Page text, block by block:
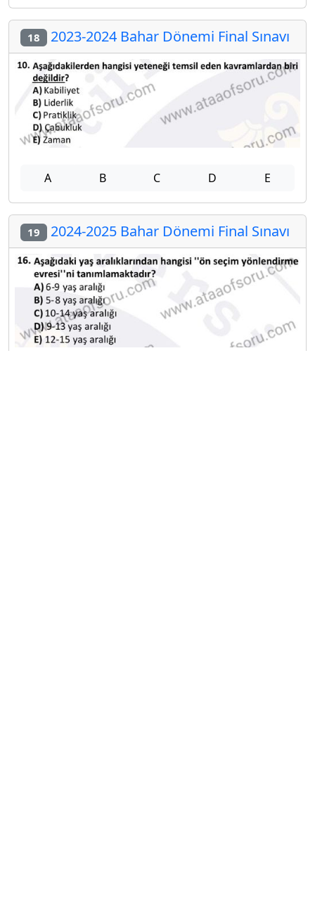
18 2023-2024 Bahar Dönemi Final Sınavı
A B C D E
19 2024-2025 Bahar Dönemi Final Sınavı